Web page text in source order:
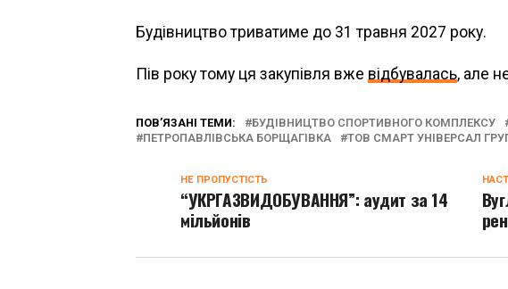
Будівництво триватиме до 31 травня 2027 року.
Пів року тому ця закупівля вже відбувалась, але
ПОВ’ЯЗАНІ ТЕМИ: БУДІВНИЦТВО СПОРТИВНОГО КОМПЛЕКСУ
ПЕТРОПАВЛІВСЬКА БОРЩАГІВКА
ТОВ СМАРТ УНІВЕРСАЛ
НЕ ПРОПУСТІСТЬ
“УКРГАЗВИДОБУВАННЯ”: аудит за 14
мільйонів